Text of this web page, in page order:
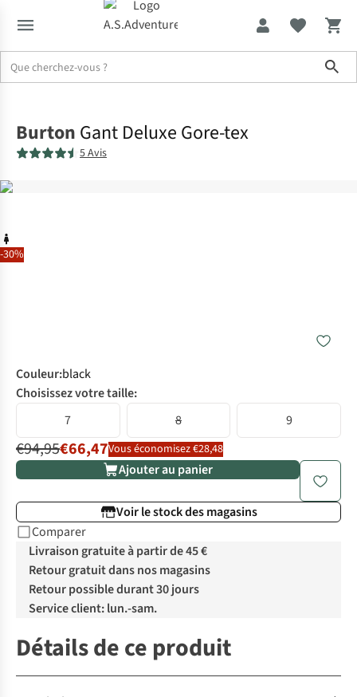
-30%
Burton Gant Deluxe Gore-tex
5 Avis
Couleur:black
Choisissez votre taille:
7
8 9
€94,95€66,47Vous économisez €28,48
Ajouter au panier
Voir le stock des magasins
Comparer
Livraison gratuite à partir de 45 €
Retour gratuit dans nos magasins
Retour possible durant 30 jours
Service client: lun.-sam.
Détails de ce produit